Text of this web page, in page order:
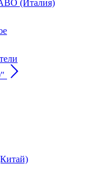
(Италия)